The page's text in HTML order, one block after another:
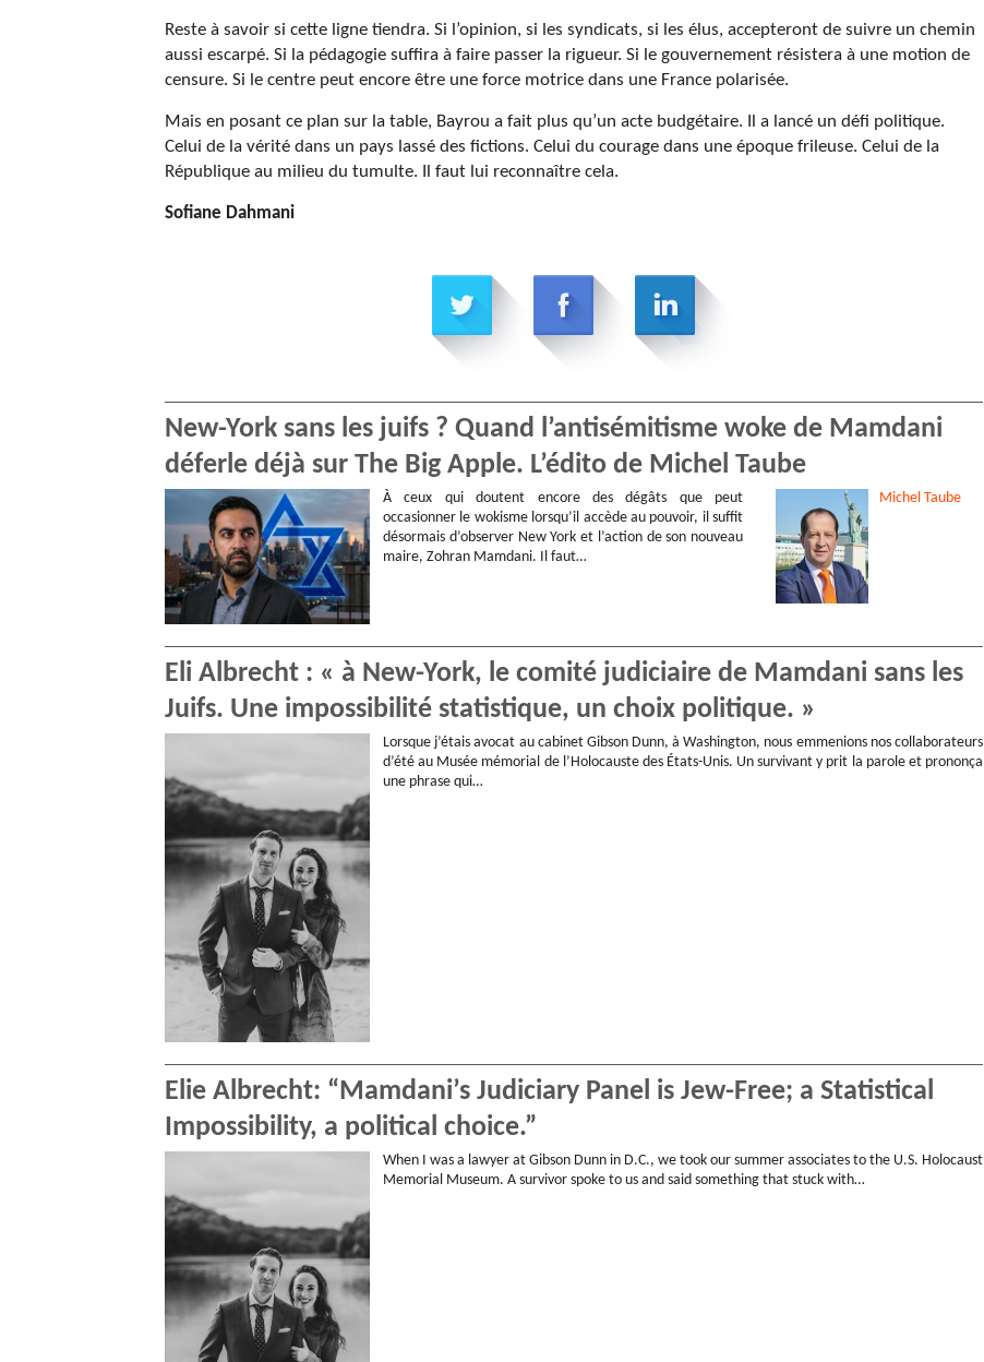
Reste à savoir si cette ligne tiendra. Si l’opinion, si les syndicats, si les élus, accepteront de suivre un chemin
aussi escarpé. Si la pédagogie suffira à faire passer la rigueur. Si le gouvernement résistera à une motion de
censure. Si le centre peut encore être une force motrice dans une France polarisée.
Mais en posant ce plan sur la table, Bayrou a fait plus qu’un acte budgétaire. Il a lancé un défi politique.
Celui de la vérité dans un pays lassé des fictions. Celui du courage dans une époque frileuse. Celui de la
République au milieu du tumulte. Il faut lui reconnaître cela.
Sofiane Dahmani
New-York sans les juifs ? Quand l’antisémitisme woke de Mamdani
déferle déjà sur The Big Apple. L’édito de Michel Taube
À ceux qui doutent encore des dégâts que peut
occasionner le wokisme lorsqu’il accède au pouvoir, il suffit
désormais d’observer New York et l’action de son nouveau
maire, Zohran Mamdani. Il faut…
Michel Taube
Eli Albrecht : « à New-York, le comité judiciaire de Mamdani sans les
Juifs. Une impossibilité statistique, un choix politique. »
Lorsque j’étais avocat au cabinet Gibson Dunn, à Washington, nous emmenions nos collaborateurs
d’été au Musée mémorial de l’Holocauste des États-Unis. Un survivant y prit la parole et prononça
une phrase qui…
Elie Albrecht: “Mamdani’s Judiciary Panel is Jew-Free; a Statistical
Impossibility, a political choice.”
When I was a lawyer at Gibson Dunn in D.C., we took our summer associates to the U.S. Holocaust
Memorial Museum. A survivor spoke to us and said something that stuck with…